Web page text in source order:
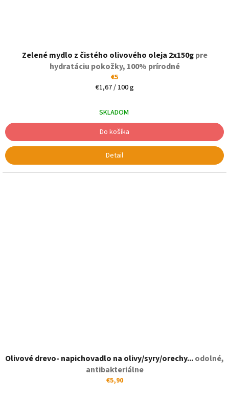
Zelené mydlo z čistého olivového oleja 2x150gpre
hydratáciu pokožky, 100% prírodné
€5
Jednotková
€1,67 / 100 g
SKLADOM
Do košíka
Detail
Olivové drevo- napichovadlo na olivy/syry/orechy...odolné,
antibakteriálne
€5,90